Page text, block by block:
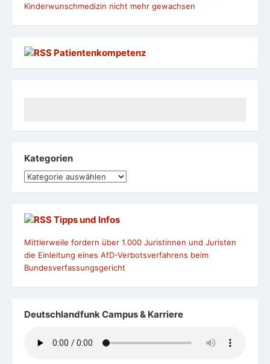
Kinderwunschmedizin nicht mehr gewachsen
Patientenkompetenz
Kategorien
Kategorien
Tipps und Infos
Mittlerweile fordern über 1.000 Juristinnen und Juristen
die Einleitung eines AfD-Verbotsverfahrens beim
Bundesverfassungsgericht
Deutschlandfunk Campus & Karriere